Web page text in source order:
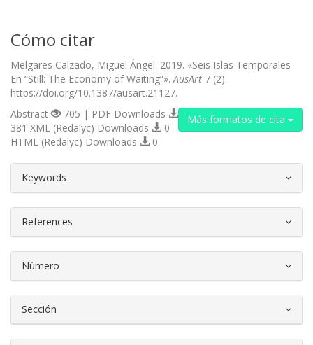
Cómo citar
Melgares Calzado, Miguel Ángel. 2019. «Seis Islas Temporales
En “Still: The Economy of Waiting”». AusArt 7 (2).
https://doi.org/10.1387/ausart.21127.
Más formatos de cita
Abstract
705 | PDF Downloads
381 XML (Redalyc) Downloads
0
HTML (Redalyc) Downloads
0
Keywords
References
Número
Sección